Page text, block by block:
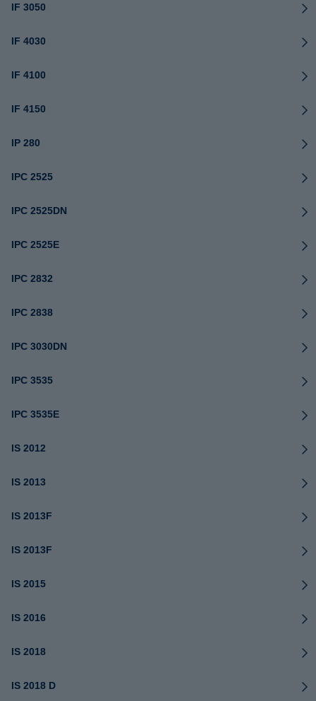
IF 3050
IF 4030
IF 4100
IF 4150
IP 280
IPC 2525
IPC 2525DN
IPC 2525E
IPC 2832
IPC 2838
IPC 3030DN
IPC 3535
IPC 3535E
IS 2012
IS 2013
IS 2013F
IS 2013F
IS 2015
IS 2016
IS 2018
IS 2018 D